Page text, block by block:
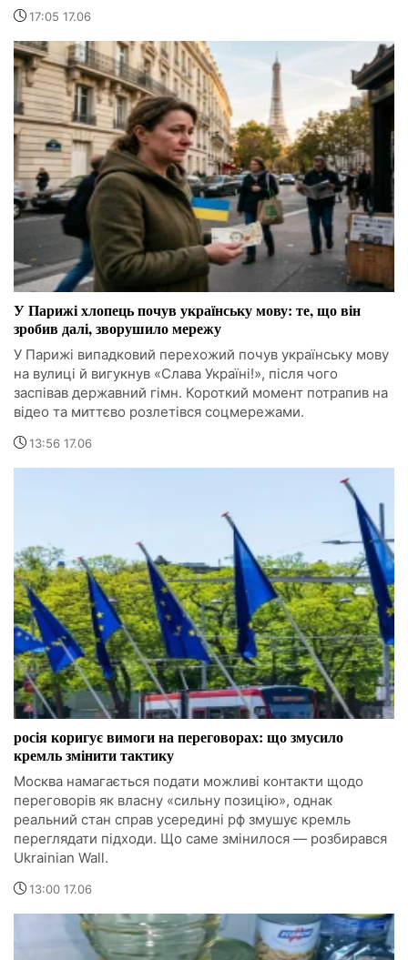
17:05 17.06
У Парижі хлопець почув українську мову: те, що він
зробив далі, зворушило мережу
У Парижі випадковий перехожий почув українську мову
на вулиці й вигукнув «Слава Україні!», після чого
заспівав державний гімн. Короткий момент потрапив на
відео та миттєво розлетівся соцмережами.
13:56 17.06
росія коригує вимоги на переговорах: що змусило
кремль змінити тактику
Москва намагається подати можливі контакти щодо
переговорів як власну «сильну позицію», однак
реальний стан справ усередині рф змушує кремль
переглядати підходи. Що саме змінилося — розбирався
Ukrainian Wall.
13:00 17.06